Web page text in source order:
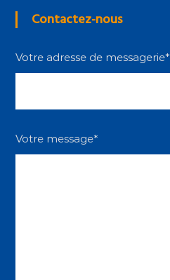
Contactez-nous
Votre adresse de messagerie*
Votre message*